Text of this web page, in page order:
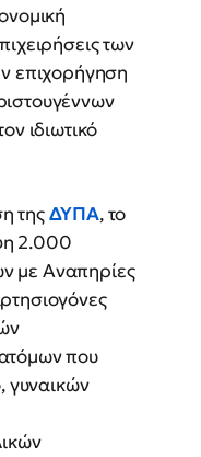
των
επιχορήγηση
ιδιωτικό
τηςΔΥΠΑ, το
2.000
με Αναπηρίες
που
γυναικών